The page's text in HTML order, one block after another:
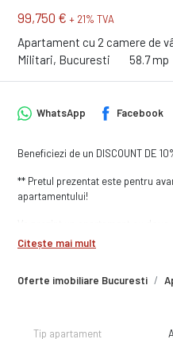
99,750 € + 21% TVA
Apartament cu 2 camere de
Militari, Bucuresti
58.7 mp
Oferte imobiliare Bucuresti
WhatsApp Facebook
Beneficiezi de un DISCOUNT DE
** Pretul prezentat este pentru
apartamentului!
compartimentat, cu suprafata de
Apartamentul se preda finisat la
vi le puteti alege, in anumite conditii.
Citește mai mult
Tip apartament